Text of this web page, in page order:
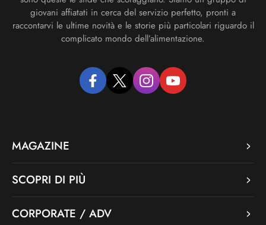
giovani affiatati in cerca del servizio perfetto, pronti a
raccontarvi le ultime novità e le storie più particolari riguardo il
complicato mondo dell’alimentazione.
facebooktwitter instagramyoutube
MAGAZINE
SCOPRI DI PIÙ
CORPORATE / ADV